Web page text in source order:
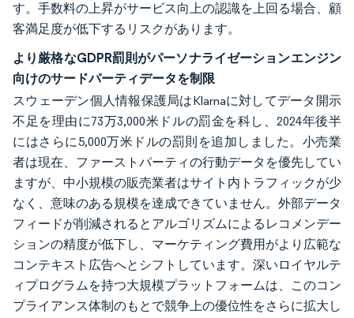
す。手数料の上昇がサービス向上の認識を上回る場合、顧
客満足度が低下するリスクがあります。
より厳格なGDPR罰則がパーソナライゼーションエンジン
向けのサードパーティデータを制限
スウェーデン個人情報保護局はKlarnaに対してデータ開示
不足を理由に73万3,000米ドルの罰金を科し、2024年後半
にはさらに5,000万米ドルの罰則を追加しました。小売業
者は現在、ファーストパーティの行動データを優先してい
ますが、中小規模の販売業者はサイト内トラフィックが少
なく、意味のある規模を達成できていません。外部データ
フィードが削減されるとアルゴリズムによるレコメンデー
ションの精度が低下し、マーケティング費用がより広範な
コンテキスト広告へとシフトしています。深いロイヤルテ
ィプログラムを持つ大規模プラットフォームは、このコン
プライアンス体制のもとで競争上の優位性をさらに拡大し